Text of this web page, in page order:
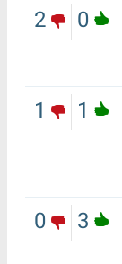
0
2
1
1
3
0